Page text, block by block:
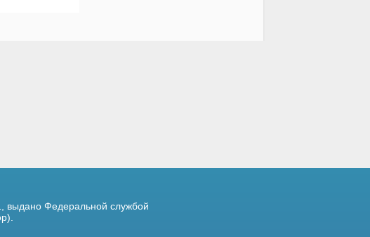
выдано Федеральной службой